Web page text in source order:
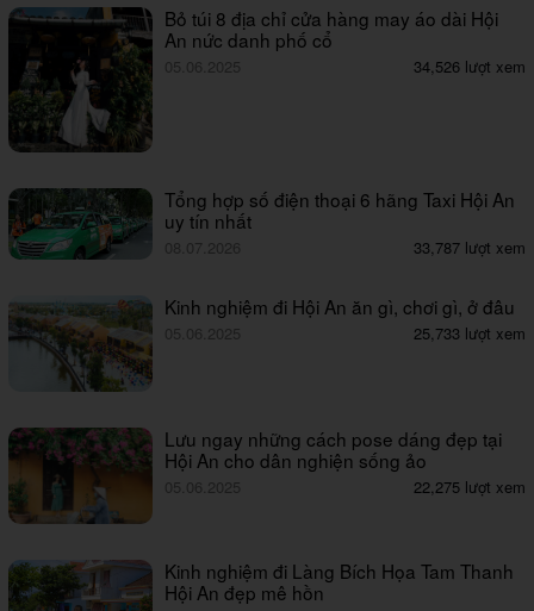
Bỏ túi 8 địa chỉ cửa hàng may áo dài Hội
An nức danh phố cổ
05.06.2025 34,526 lượt xem
Tổng hợp số điện thoại 6 hãng Taxi Hội An
uy tín nhất
08.07.2026 33,787 lượt xem
Kinh nghiệm đi Hội An ăn gì, chơi gì, ở đâu
05.06.2025 25,733 lượt xem
Lưu ngay những cách pose dáng đẹp tại
Hội An cho dân nghiện sống ảo
05.06.2025 22,275 lượt xem
Kinh nghiệm đi Làng Bích Họa Tam Thanh
Hội An đẹp mê hồn